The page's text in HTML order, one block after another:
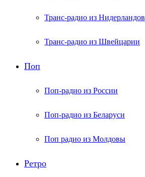
Транс-радио из Нидерландов
Транс-радио из Швейцарии
Поп
Поп-радио из России
Поп-радио из Беларуси
Поп радио из Молдовы
Ретро